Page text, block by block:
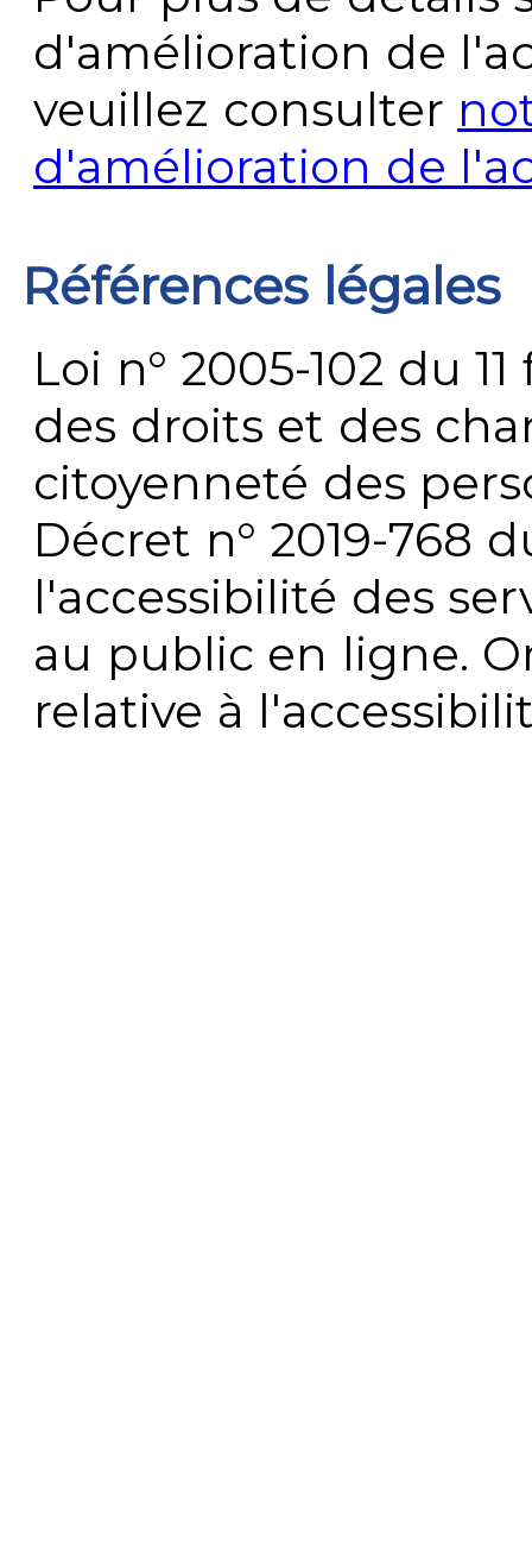
d'amélioration de
veuillez consulter
d'amélioration de
Références légales
Loi n° 2005-102 du
des droits et des
citoyenneté des
Décret n° 2019-768
l'accessibilité des
au public en ligne.
relative à